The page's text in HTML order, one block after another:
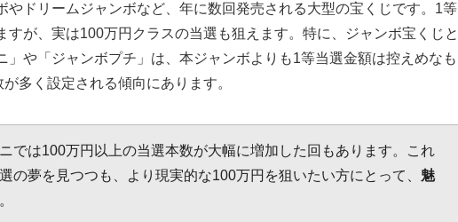
やドリームジャンボなど、年に数回発売される大型の宝くじです。1等
すが、実は100万円クラスの当選も狙えます。特に、ジャンボ宝くじと
」や「ジャンボプチ」は、本ジャンボよりも1等当選金額は控えめなも
多く設定される傾向にあります。
では100万円以上の当選本数が大幅に増加した回もあります。これ
の夢を見つつも、より現実的な100万円を狙いたい方にとって、 魅